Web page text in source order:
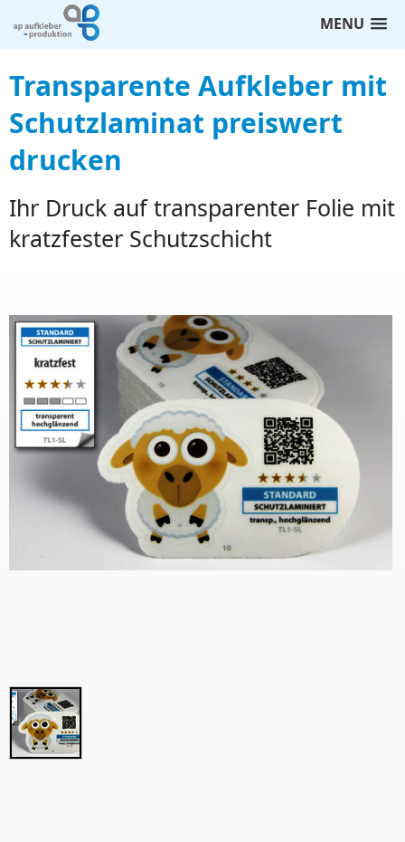
MENU
Transparente Aufkleber mit
Schutzlaminat preiswert
drucken
Ihr Druck auf transparenter Folie mit
kratzfester Schutzschicht